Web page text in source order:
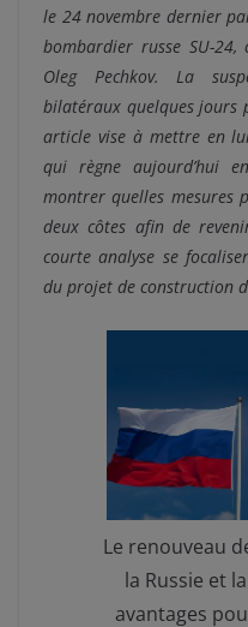
le 24 novembre dernier
bombardier russe SU-
Oleg Pechkov. La
bilatéraux quelques jours
article vise à mettre en
qui règne aujourd’hui
montrer quelles mesures
deux côtes afin de
courte analyse se
du projet de construction
Le renouveau
la Russie et
avantages